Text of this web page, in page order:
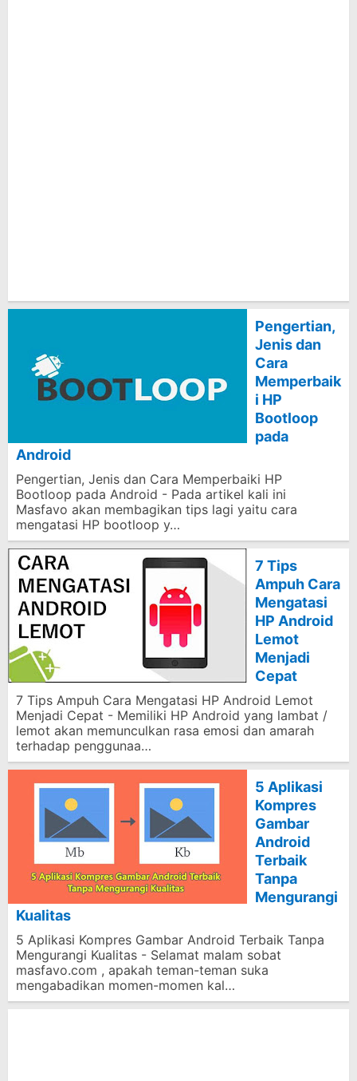
Pengertian,
Jenis dan
Cara
Memperbaik
i HP
Bootloop
pada
Android
Pengertian, Jenis dan Cara Memperbaiki HP
Bootloop pada Android - Pada artikel kali ini
Masfavo akan membagikan tips lagi yaitu cara
mengatasi HP bootloop y…
7 Tips
Ampuh Cara
Mengatasi
HP Android
Lemot
Menjadi
Cepat
7 Tips Ampuh Cara Mengatasi HP Android Lemot
Menjadi Cepat - Memiliki HP Android yang lambat /
lemot akan memunculkan rasa emosi dan amarah
terhadap penggunaa…
5 Aplikasi
Kompres
Gambar
Android
Terbaik
Tanpa
Mengurangi
Kualitas
5 Aplikasi Kompres Gambar Android Terbaik Tanpa
Mengurangi Kualitas - Selamat malam sobat
masfavo.com , apakah teman-teman suka
mengabadikan momen-momen kal…